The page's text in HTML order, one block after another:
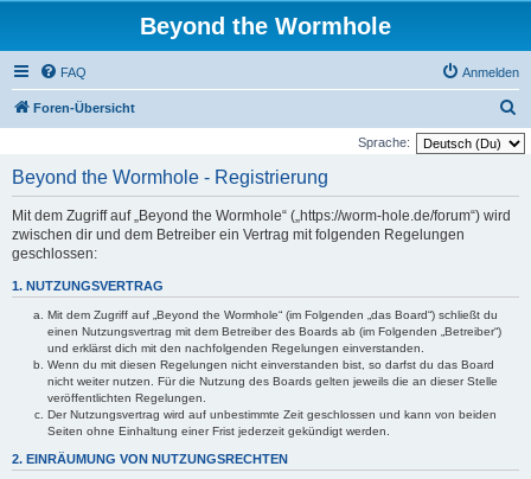
Beyond the Wormhole
FAQ Anmelden
Foren-Übersicht
u
Sprache:
Beyond the Wormhole - Registrierung
Mit dem Zugriff auf „Beyond the Wormhole“ („https://worm-hole.de/forum“) wird
zwischen dir und dem Betreiber ein Vertrag mit folgenden Regelungen
geschlossen:
1. NUTZUNGSVERTRAG
Mit dem Zugriff auf „Beyond the Wormhole“ (im Folgenden „das Board“) schließt du
einen Nutzungsvertrag mit dem Betreiber des Boards ab (im Folgenden „Betreiber“)
und erklärst dich mit den nachfolgenden Regelungen einverstanden.
Wenn du mit diesen Regelungen nicht einverstanden bist, so darfst du das Board
nicht weiter nutzen. Für die Nutzung des Boards gelten jeweils die an dieser Stelle
veröffentlichten Regelungen.
Der Nutzungsvertrag wird auf unbestimmte Zeit geschlossen und kann von beiden
Seiten ohne Einhaltung einer Frist jederzeit gekündigt werden.
2. EINRÄUMUNG VON NUTZUNGSRECHTEN